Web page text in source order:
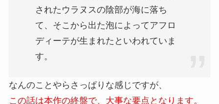
されたウラヌスの陰部が海に落ち
て、そこから出た泡によってアフロ
ディーテが生まれたといわれていま
す。
なんのことやらさっぱりな感じですが、
この話は本作の終盤で、大事な要点となります。